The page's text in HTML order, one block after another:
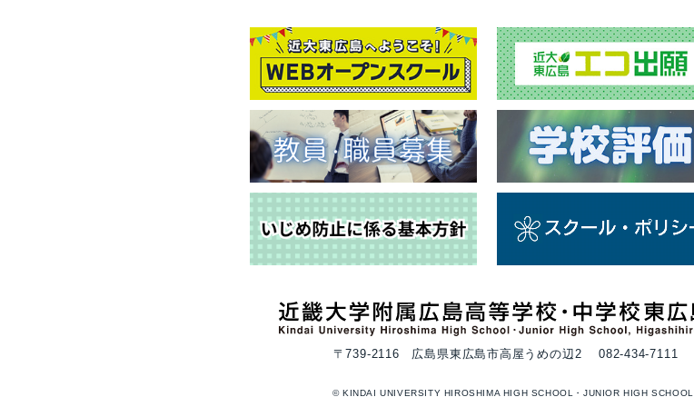
〒739-2116 広島県東広島市高屋うめの辺2 082-434-7111
© KINDAI UNIVERSITY HIROSHIMA HIGH SCHOOL・JUNIOR HIGH